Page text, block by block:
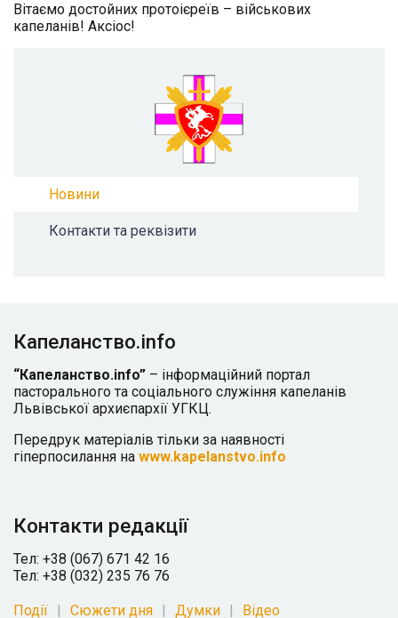
Вітаємо достойних протоієреїв – військових
капеланів! Аксіос!
Новини
Контакти та реквізити
Капеланство.info
“Капеланство.info” – інформаційний портал
пасторального та соціального служіння капеланів
Львівської архиєпархії УГКЦ.
Передрук матеріалів тільки за наявності
гіперпосилання на www.kapelanstvo.info
Контакти редакції
Тел: +38 (067) 671 42 16
Тел: +38 (032) 235 76 76
Події Сюжети дня Думки Відео